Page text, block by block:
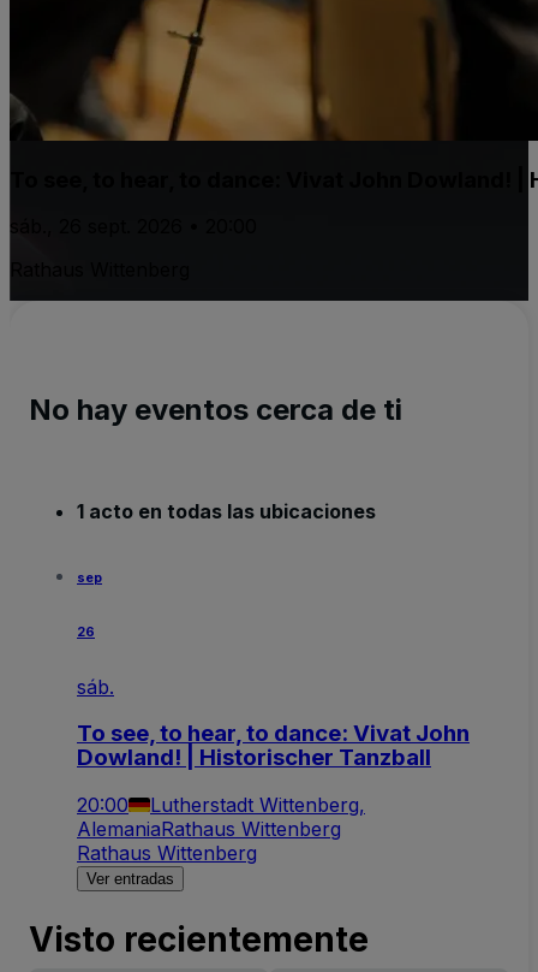
To see, to hear, to dance: Vivat John Dowland!
No hay eventos cerca de ti
1 acto en todas las ubicaciones
sep
26
sáb.
To see, to hear, to dance: Vivat John
Dowland! | Historischer Tanzball
20:00
Lutherstadt Wittenberg,
AlemaniaRathaus Wittenberg
Rathaus Wittenberg
Ver entradas
Visto recientemente